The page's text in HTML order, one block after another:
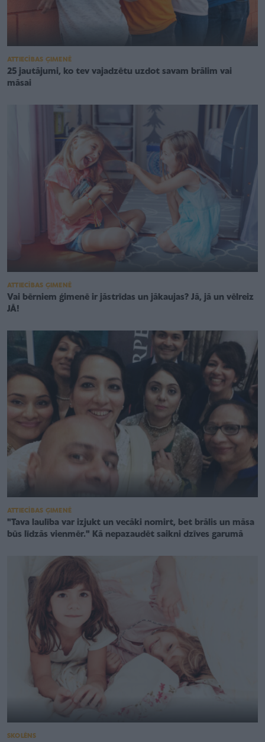
ATTIECĪBAS ĢIMENĒ
25 jautājumi, ko tev vajadzētu uzdot savam brālim vai
māsai
ATTIECĪBAS ĢIMENĒ
Vai bērniem ģimenē ir jāstrīdas un jākaujas? Jā, jā un vēlreiz
JĀ!
ATTIECĪBAS ĢIMENĒ
"Tava laulība var izjukt un vecāki nomirt, bet brālis un māsa
būs līdzās vienmēr." Kā nepazaudēt saikni dzīves garumā
SKOLĒNS